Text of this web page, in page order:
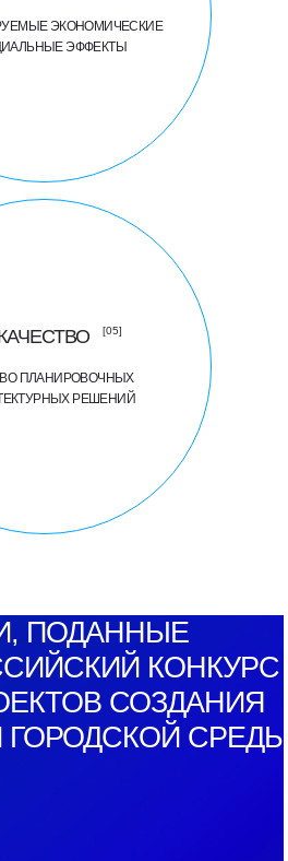
ЭКОНОМИЧЕСКИЕ
ЭФФЕКТЫ
ПЛАНИРОВОЧНЫХ
РЕШЕНИЙ
[05]
ПОДАННЫЕ
КОНКУРС
СОЗДАНИЯ
СРЕДЫ